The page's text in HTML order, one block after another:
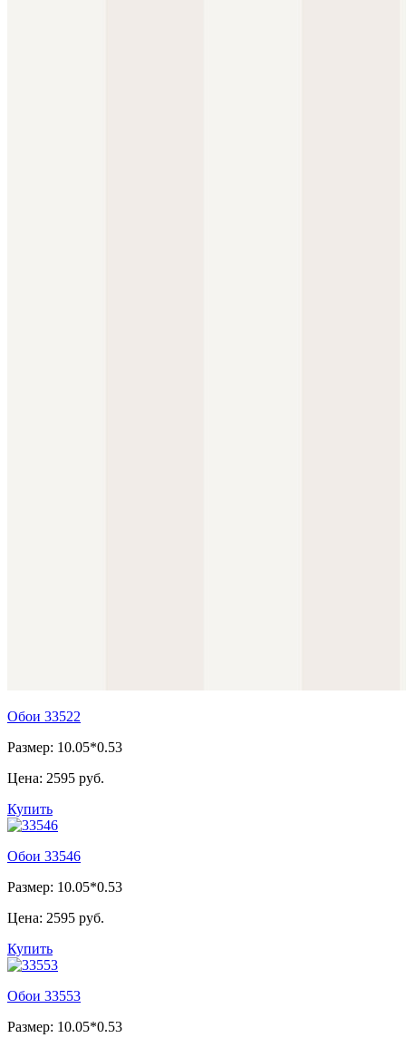
Обои 33522
Размер: 10.05*0.53
Цена: 2595 руб.
Купить
Обои 33546
Размер: 10.05*0.53
Цена: 2595 руб.
Купить
Обои 33553
Размер: 10.05*0.53